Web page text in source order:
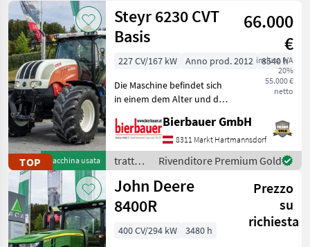
ricerca
Categoria 3 Paese
PERCORSO
ATTUALE
Settore
agricolo
Trattori
Trattori
Standard
SCEGLI
CATEGORIA
Fendt
726
Reimposta
Mostra
4.192
risultati
TOP Macchina usata
Steyr 6230 CVT
Basis
66.000
€
inclusa IVA
20%
55.000 €
netto
227 CV/167 kW Anno prod. 2012
8540 h
Die Maschine befindet sich
in einem dem Alter und der
Zustand und kann nach
telefonischer Vereinbarung
gerne vor Ort besichtigt
und geprüft we
Bierbauer GmbH
8311 Markt Hartmannsdorf
trattori
/ Steyr
Rivenditore Premium Gold
John Deere
8400R
Prezzo
su
richiesta
400 CV/294 kW
3480 h